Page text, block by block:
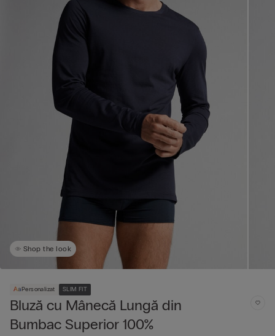
Shop the look
Personalizat SLIM FIT
Bluză cu Mânecă Lungă din
Bumbac Superior 100%